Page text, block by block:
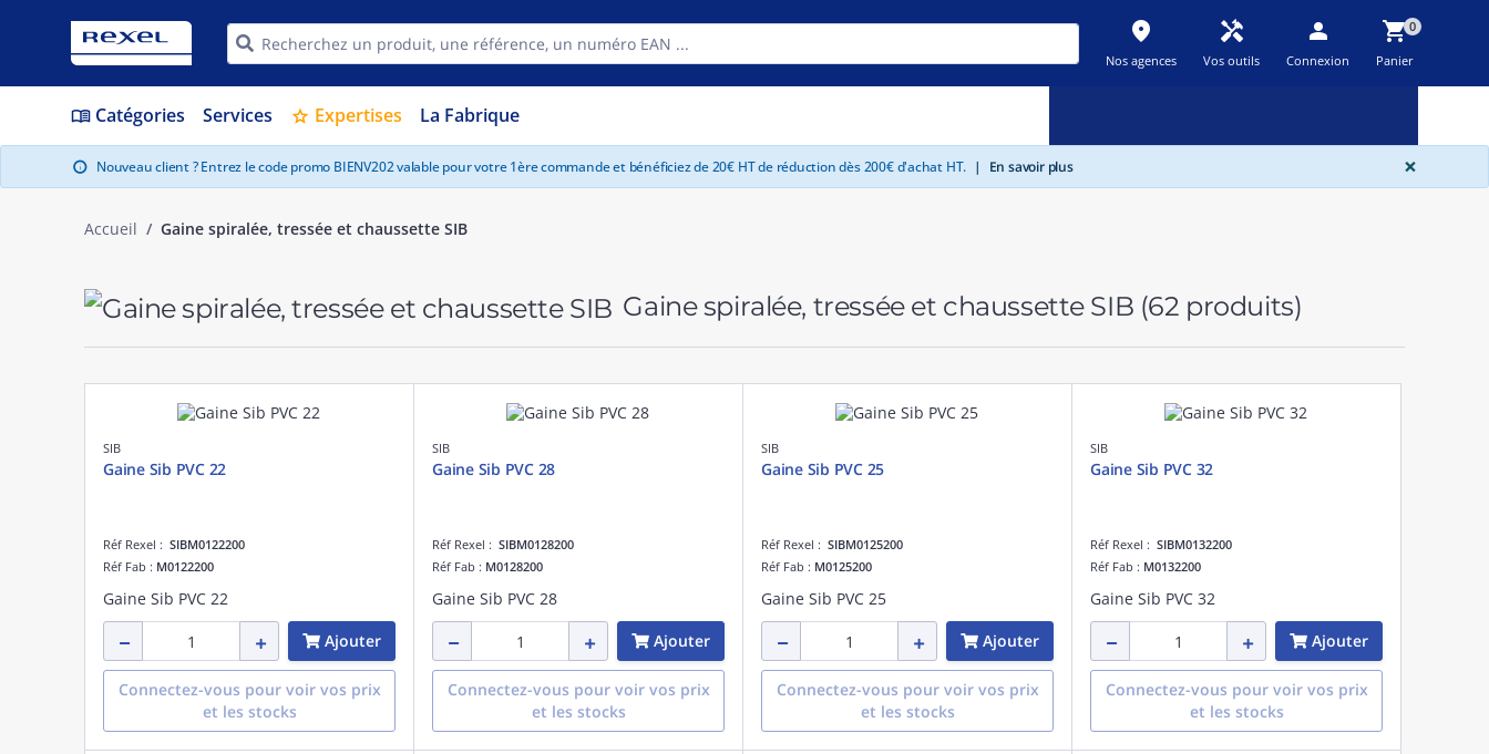
place
Nos agences
handyman
Vos outils
person
Connexion
shopping_cart0
Panier
menu_book Catégories Services star Expertises La Fabrique
info Nouveau client ? Entrez le code promo BIENV202 valable pour votre 1ère commande et bénéficiez de 20€ HT de réduction dès 200€ d'achat HT. | En savoir plus ×
Accueil Gaine spiralée, tressée et chaussette SIB
Gaine spiralée, tressée et chaussette SIB (62 produits)
SIB
Gaine Sib PVC 22
Réf Rexel : SIBM0122200
Réf Fab : M0122200
Gaine Sib PVC 22
Ajouter
Connectez-vous pour voir vos prix
et les stocks
SIB
Gaine Sib PVC 28
Réf Rexel : SIBM0128200
Réf Fab : M0128200
Gaine Sib PVC 28
Ajouter
Connectez-vous pour voir vos prix
et les stocks
SIB
Gaine Sib PVC 25
Réf Rexel : SIBM0125200
Réf Fab : M0125200
Gaine Sib PVC 25
Ajouter
Connectez-vous pour voir vos prix
et les stocks
SIB
Gaine Sib PVC 32
Réf Rexel : SIBM0132200
Réf Fab : M0132200
Gaine Sib PVC 32
Ajouter
Connectez-vous pour voir vos prix
et les stocks